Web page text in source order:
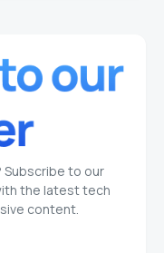
Subscribe to our
the latest tech
content.